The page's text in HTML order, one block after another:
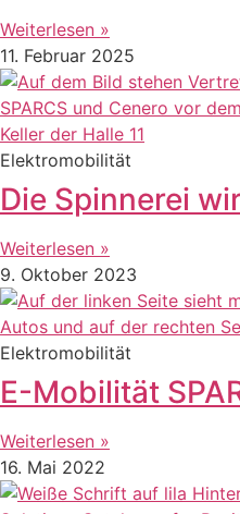
Weiterlesen »
11. Februar 2025
Elektromobilität
Die Spinnerei
Weiterlesen »
9. Oktober 2023
Elektromobilität
E-Mobilität
Weiterlesen »
16. Mai 2022